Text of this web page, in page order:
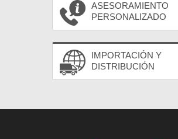
ASESORAMIENTO
PERSONALIZADO
IMPORTACIÓN Y
DISTRIBUCIÓN